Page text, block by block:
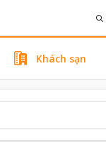
Khách sạn